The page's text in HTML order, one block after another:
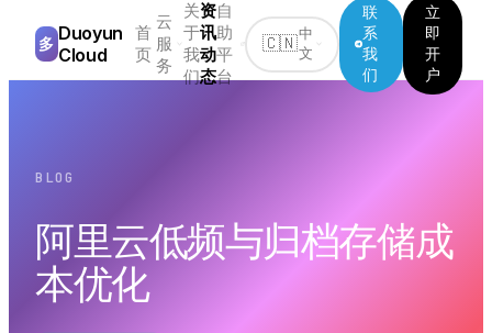
多 Duoyun
Cloud
首
页
云
服
务
关
于
我
们
资
讯
动
态
自
助
平
台
🇨🇳
中
文
联
系
我
们
立
即
开
户
BLOG
阿里云低频与归档存储成
本优化